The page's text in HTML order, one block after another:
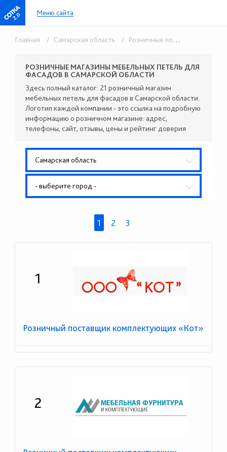
2.0 Меню сайта
Главная / Самарская область / Розничные поставщики комплектующих
РОЗНИЧНЫЕ МАГАЗИНЫ МЕБЕЛЬНЫХ ПЕТЕЛЬ ДЛЯ
ФАСАДОВ В САМАРСКОЙ ОБЛАСТИ
Здесь полный каталог: 21 розничный магазин
мебельных петель для фасадов в Самарской области.
Логотип каждой компании - это ссылка на подробную
информацию о розничном магазине: адрес,
телефоны, сайт, отзывы, цены и рейтинг доверия
Самарская область
- выберите город -
1 2 3
1
Розничный поставщик комплектующих «Кот»
2